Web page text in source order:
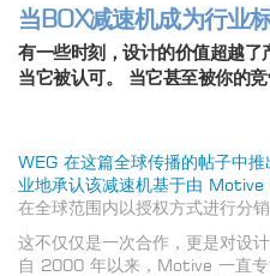
当BOX减速机成为行业
有一些时刻，设计的价值超越了
当它被认可。 当它甚至被你的竞
WEG 在这篇全球传播的帖子中
业地承认该减速机基于由 Motive
在全球范围内以授权方式进行分销
这不仅仅是一次合作，更是对设计
自 2000 年以来，Motive 一直